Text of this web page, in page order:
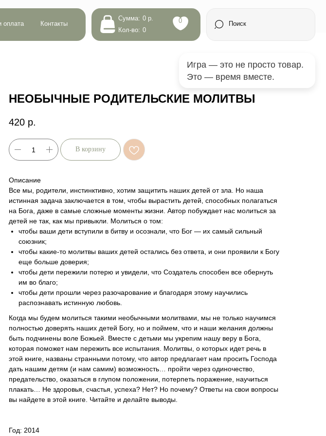
Контакты
0 р.
Сумма:
Поиск
0
Это — время вместе.
НЕОБЫЧНЫЕ РОДИТЕЛЬСКИЕ МОЛИТВЫ
420 р.
В корзину
Описание
Все мы, родители, инстинктивно, хотим защитить наших детей от зла. Но наша
истинная задача заключается в том, чтобы вырастить детей, способных полагаться
на Бога, даже в самые сложные моменты жизни. Автор побуждает нас молиться за
детей не так, как мы привыкли. Молиться о том:
чтобы ваши дети вступили в битву и осознали, что Бог — их самый сильный
союзник;
чтобы какие-то молитвы ваших детей остались без ответа, и они проявили к Богу
еще больше доверия;
чтобы дети пережили потерю и увидели, что Создатель способен все обернуть
им во благо;
чтобы дети прошли через разочарование и благодаря этому научились
распознавать истинную любовь.
Когда мы будем молиться такими необычными молитвами, мы не только научимся
полностью доверять наших детей Богу, но и поймем, что и наши желания должны
быть подчинены воле Божьей. Вместе с детьми мы укрепим нашу веру в Бога,
которая поможет нам пережить все испытания. Молитвы, о которых идет речь в
этой книге, названы странными потому, что автор предлагает нам просить Господа
дать нашим детям (и нам самим) возможность… пройти через одиночество,
предательство, оказаться в глупом положении, потерпеть поражение, научиться
плакать… Не здоровья, счастья, успеха? Нет? Но почему? Ответы на свои вопросы
вы найдете в этой книге. Читайте и делайте выводы.
Год: 2014